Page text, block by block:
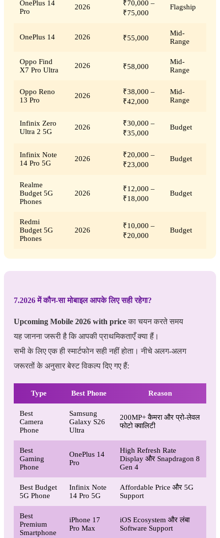
OnePlus 14
Pro
2026
₹70,000 –
₹75,000
Flagship
OnePlus 14 2026 ₹55,000
Mid-
Range
Oppo Find
X7 Pro Ultra
2026 ₹58,000
Mid-
Range
Oppo Reno
13 Pro
2026
₹38,000 –
₹42,000
Mid-
Range
Infinix Zero
Ultra 2 5G
2026
₹30,000 –
₹35,000
Budget
Infinix Note
14 Pro 5G
2026
₹20,000 –
₹23,000
Budget
Realme
Budget 5G
Phones
2026
₹12,000 –
₹18,000
Budget
Redmi
Budget 5G
Phones
2026
₹10,000 –
₹20,000
Budget
7.2026 में कौन-सा मोबाइल आपके लिए सही रहेगा?
Upcoming Mobile 2026 with priceका चयन करते समय
यह जानना जरूरी है कि आपकी प्राथमिकताएँ क्या हैं।
सभी के लिए एक ही स्मार्टफोन सही नहीं होता। नीचे अलग-अलग
जरूरतों के अनुसार बेस्ट विकल्प दिए गए हैं:
Type Best Phone Reason
Best
Camera
Phone
Samsung
Galaxy S26
Ultra
200MP+ कैमरा और प्रो-लेवल
फोटो क्वालिटी
Best
Gaming
Phone
OnePlus 14
Pro
High Refresh Rate
Display और Snapdragon 8
Gen 4
Best Budget
5G Phone
Infinix Note
14 Pro 5G
Affordable Price और 5G
Support
Best
Premium
Smartphone
iPhone 17
Pro Max
iOS Ecosystem और लंबा
Software Support